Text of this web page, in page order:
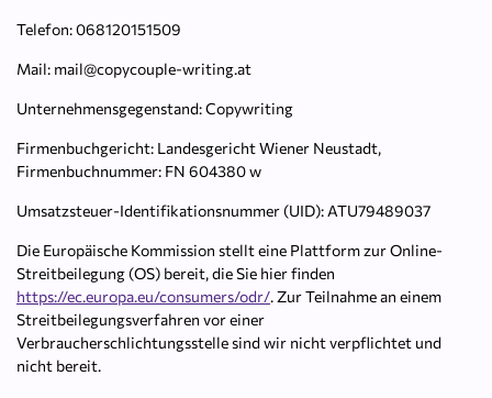
Telefon: 068120151509
Mail: mail@copycouple-writing.at
Unternehmensgegenstand: Copywriting
Firmenbuchgericht: Landesgericht Wiener Neustadt,
Firmenbuchnummer: FN 604380 w
Umsatzsteuer-Identifikationsnummer (UID): ATU79489037
Die Europäische Kommission stellt eine Plattform zur Online-
Streitbeilegung (OS) bereit, die Sie hier finden
https://ec.europa.eu/consumers/odr/. Zur Teilnahme an einem
Streitbeilegungsverfahren vor einer
Verbraucherschlichtungsstelle sind wir nicht verpflichtet und
nicht bereit.